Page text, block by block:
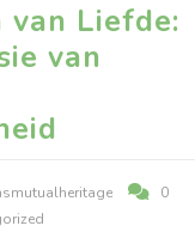
van Liefde:
van
0